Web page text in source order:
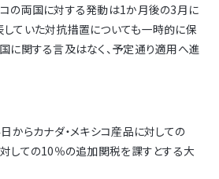
コの両国に対する発動は1か月後の3月に
していた対抗措置についても一時的に保
に関する言及はなく、予定通り適用へ進
からカナダ・メキシコ産品に対しての
しての10％の追加関税を課すとする大